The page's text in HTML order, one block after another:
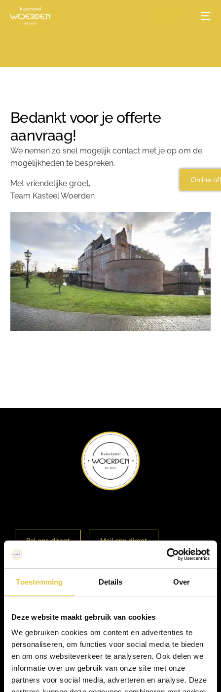
Toestemming Details Over
Deze website maakt gebruik van cookies
We gebruiken cookies om content en advertenties te
personaliseren, om functies voor social media te bieden
en om ons websiteverkeer te analyseren. Ook delen we
informatie over uw gebruik van onze site met onze
partners voor social media, adverteren en analyse. Deze
Bedankt voor je offerte
aanvraag!
We nemen zo snel mogelijk contact met je op om de
mogelijkheden te bespreken.
Met vriendelijke groet,
Team Kasteel Woerden
Bel ons direct Mail ons direct
Online
Feesten
Zalen
Over ons